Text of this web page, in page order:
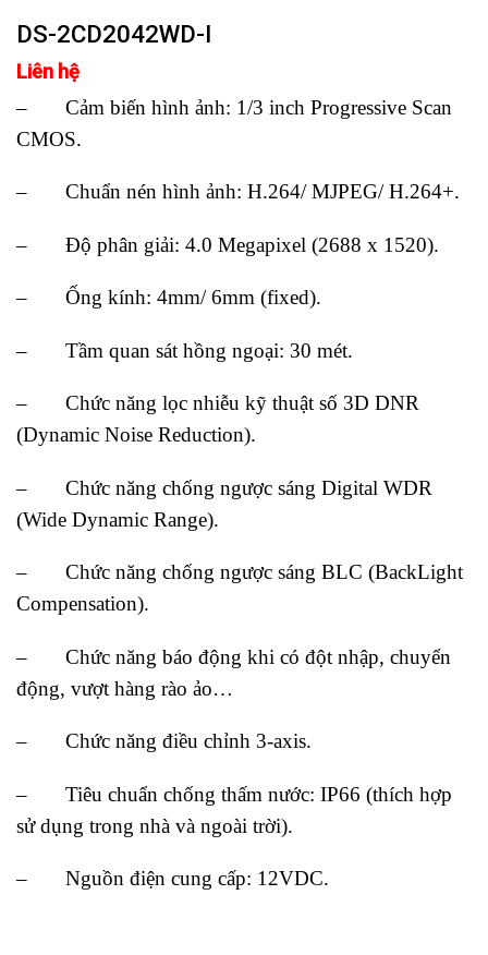
DS-2CD2042WD-I
Liên hệ
– Cảm biến hình ảnh: 1/3 inch Progressive Scan
CMOS.
– Chuẩn nén hình ảnh: H.264/ MJPEG/ H.264+.
– Độ phân giải: 4.0 Megapixel (2688 x 1520).
– Ống kính: 4mm/ 6mm (fixed).
– Tầm quan sát hồng ngoại: 30 mét.
– Chức năng lọc nhiễu kỹ thuật số 3D DNR
(Dynamic Noise Reduction).
– Chức năng chống ngược sáng Digital WDR
(Wide Dynamic Range).
– Chức năng chống ngược sáng BLC (BackLight
Compensation).
– Chức năng báo động khi có đột nhập, chuyển
động, vượt hàng rào ảo…
– Chức năng điều chỉnh 3-axis.
– Tiêu chuẩn chống thấm nước: IP66 (thích hợp
sử dụng trong nhà và ngoài trời).
– Nguồn điện cung cấp: 12VDC.